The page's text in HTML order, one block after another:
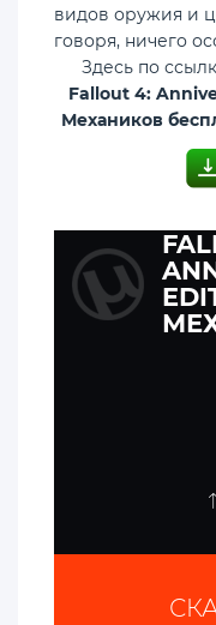
видов оружия и
говоря, ничего
Здесь по
Fallout 4:
Механиков